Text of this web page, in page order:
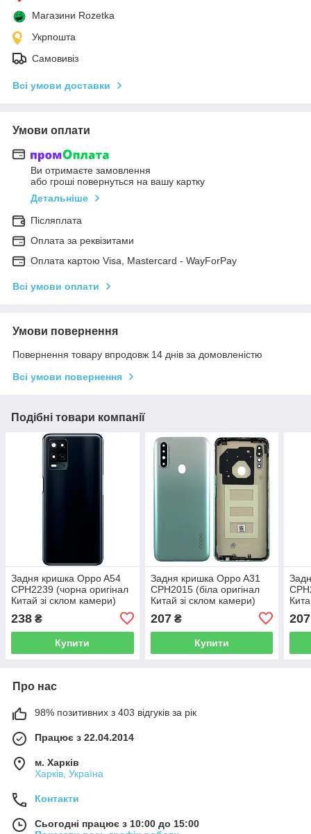
Магазини Rozetka
Укрпошта
Самовивіз
Всі умови доставки
Умови оплати
Ви отримаєте замовлення
або гроші повернуться на вашу картку
Детальніше
Післяплата
Оплата за реквізитами
Оплата картою Visa, Mastercard - WayForPay
Всі умови оплати
Умови повернення
Повернення товару впродовж 14 днів за домовленістю
Всі умови повернення
Подібні товари компанії
Задня кришка Oppo A54
CPH2239 (чорна оригінал
Китай зі склом камери)
238 ₴
Купити
Задня кришка Oppo A31
CPH2015 (біла оригінал
Китай зі склом камери)
207₴
Купити
207
Про нас
98% позитивних з 403 відгуків за рік
Працює з 22.04.2014
м. Харків
Харків, Україна
Контакти
Сьогодні працює з 10:00 до 15:00